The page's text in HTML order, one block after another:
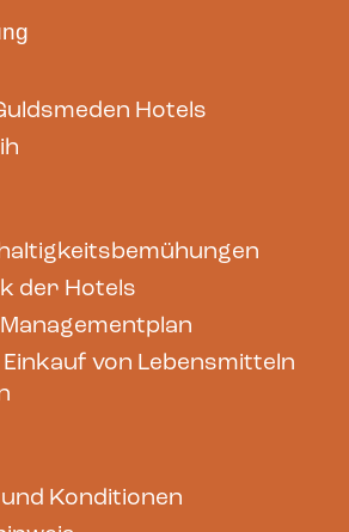
Hotels
der Hotels
von Lebensmitteln
Konditionen